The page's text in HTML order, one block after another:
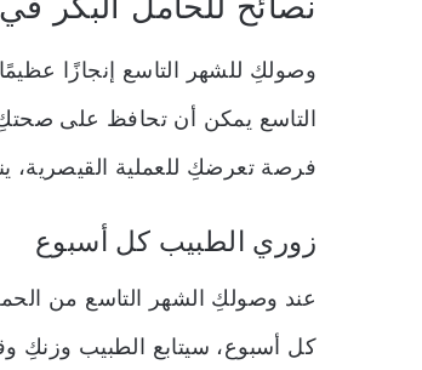
وصولكِ للشهر التاسع إنجازًا
التاسع يمكن أن تحافظ على
فرصة تعرضكِ للعملية القيصرية،
زوري الطبيب كل أسبوع
عند وصولكِ الشهر التاسع من
كل أسبوع، سيتابع الطبيب